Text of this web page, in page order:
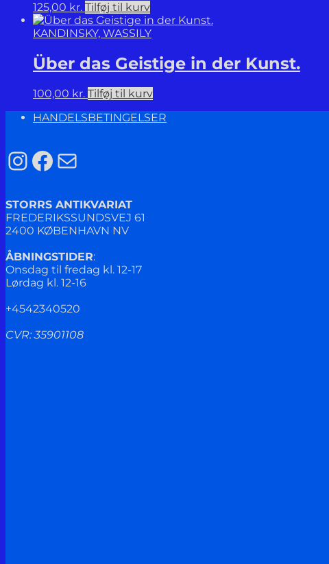
125,00 kr. Tilføj til kurv
KANDINSKY, WASSILY
Über das Geistige in der Kunst.
100,00 kr. Tilføj til kurv
HANDELSBETINGELSER
Instagram
Facebook
Mail
STORRS ANTIKVARIAT
FREDERIKSSUNDSVEJ 61
2400 KØBENHAVN NV
ÅBNINGSTIDER:
Onsdag til fredag kl. 12-17
Lørdag kl. 12-16
+4542340520
CVR: 35901108